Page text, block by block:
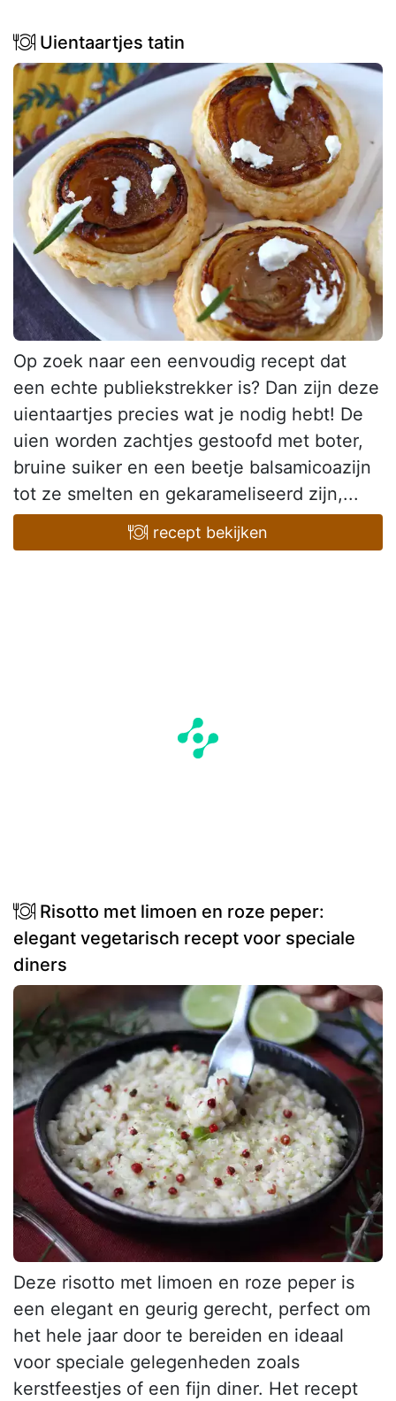
Uientaartjes tatin
Op zoek naar een eenvoudig recept dat
een echte publiekstrekker is? Dan zijn deze
uientaartjes precies wat je nodig hebt! De
uien worden zachtjes gestoofd met boter,
bruine suiker en een beetje balsamicoazijn
tot ze smelten en gekarameliseerd zijn,...
recept bekijken
Risotto met limoen en roze peper:
elegant vegetarisch recept voor speciale
diners
Deze risotto met limoen en roze peper is
een elegant en geurig gerecht, perfect om
het hele jaar door te bereiden en ideaal
voor speciale gelegenheden zoals
kerstfeestjes of een fijn diner. Het recept